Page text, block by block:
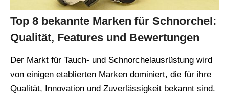
Top 8 bekannte Marken für Schnorchel:
Qualität, Features und Bewertungen
Der Markt für Tauch- und Schnorchelausrüstung wird
von einigen etablierten Marken dominiert, die für ihre
Qualität, Innovation und Zuverlässigkeit bekannt sind.